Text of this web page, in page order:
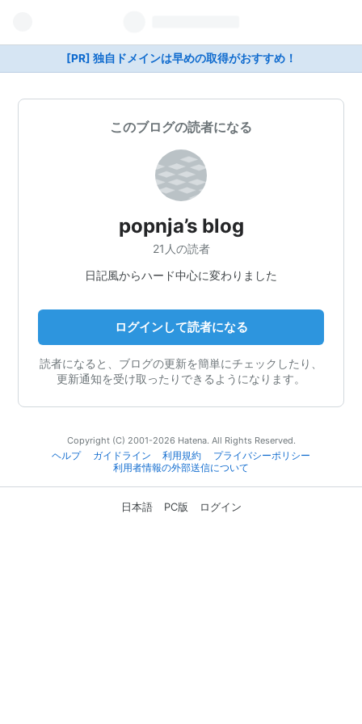
[PR] 独自ドメインは早めの取得がおすすめ！
このブログの読者になる
popnja’s blog
21人の読者
日記風からハード中心に変わりました
ログインして読者になる
読者になると、ブログの更新を簡単にチェックしたり、
更新通知を受け取ったりできるようになります。
Copyright (C) 2001-2026 Hatena. All Rights Reserved.
ヘルプ
ガイドライン 利用規約
プライバシーポリシー
利用者情報の外部送信について
日本語 PC版 ログイン